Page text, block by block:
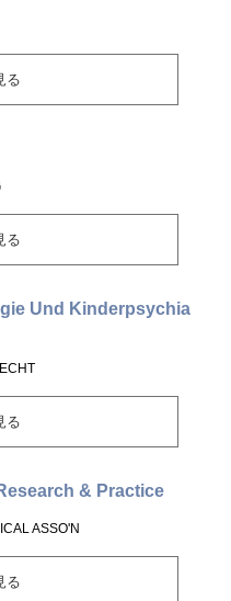
る
る
Und Kinderpsychia
る
& Practice
ASSO'N
る